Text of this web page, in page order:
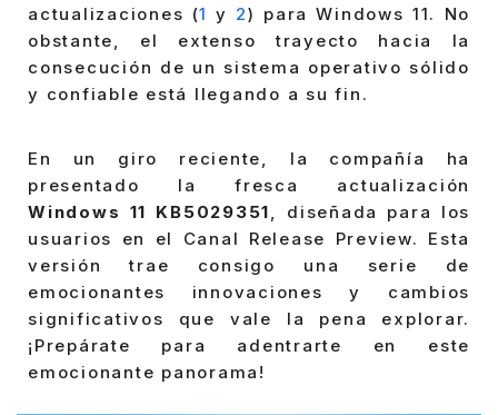
actualizaciones (1 y 2) para Windows 11. No
obstante, el extenso trayecto hacia la
consecución de un sistema operativo sólido
y confiable está llegando a su fin.
En un giro reciente, la compañía ha
presentado la fresca actualización
Windows 11 KB5029351, diseñada para los
usuarios en el Canal Release Preview. Esta
versión trae consigo una serie de
emocionantes innovaciones y cambios
significativos que vale la pena explorar.
¡Prepárate para adentrarte en este
emocionante panorama!